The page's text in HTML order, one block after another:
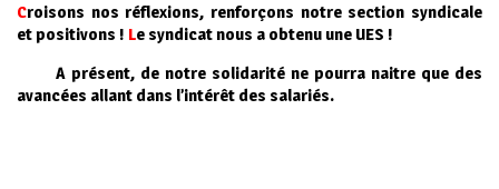
Croisons nos réflexions, renforçons notre section syndicale
et positivons ! Le syndicat nous a obtenu une UES !
A présent, de notre solidarité ne pourra naitre que des
avancées allant dans l’intérêt des salariés.